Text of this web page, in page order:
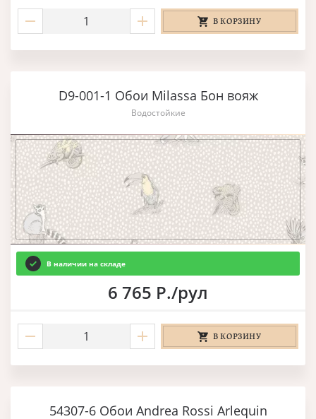
В КОРЗИНУ
D9-001-1 Обои Milassa Бон вояж
Водостойкие
В наличии на складе
6 765 Р./рул
В КОРЗИНУ
54307-6 Обои Andrea Rossi Arlequin